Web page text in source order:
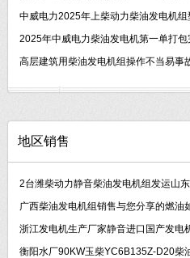
中威电力2025年上柴动力柴油发电机组
2025年中威电力柴油发电机第一单打
高层建筑用柴油发电机组操作不当易事
地区销售
2台潍柴动力静音柴油发电机组发运山
广西柴油发电机组销售与您分享的燃油
浙江发电机生产厂家静音进口国产发电
衡阳水厂90KW玉柴YC6B135Z-D20柴